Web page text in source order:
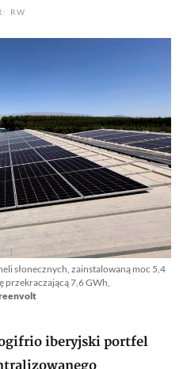
RW
słonecznych, zainstalowaną moc 5,4
przekraczającą 7,6 GWh,
iberyjski portfel